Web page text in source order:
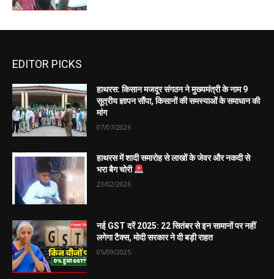
EDITOR PICKS
हाथरस: किसान मजदूर संगठन ने मुख्यमंत्री के नाम 9
सूत्रीय ज्ञापन सौंपा, किसानों की समस्याओं के समाधान की
मांग
07/07/2026
हाथरस में शादी समारोह से लाखों के जेवर और नकदी से
भरा बैग चोरी
23/02/2026
नई GST दरें 2025: 22 सितंबर से इन सामानों पर नहीं
लगेगा टैक्स, मोदी सरकार ने दी बड़ी राहत
05/09/2025